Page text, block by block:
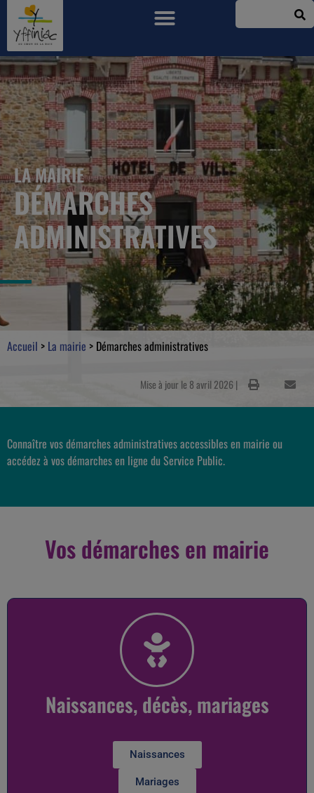
LA MAIRIE
DÉMARCHES
ADMINISTRATIVES
Accueil > La mairie > Démarches administratives
Mise à jour le 8 avril 2026 |
Connaître vos démarches administratives accessibles en mairie ou
accédez à vos démarches en ligne du Service Public.
Vos démarches en mairie
Naissances, décès, mariages
Naissances
Mariages